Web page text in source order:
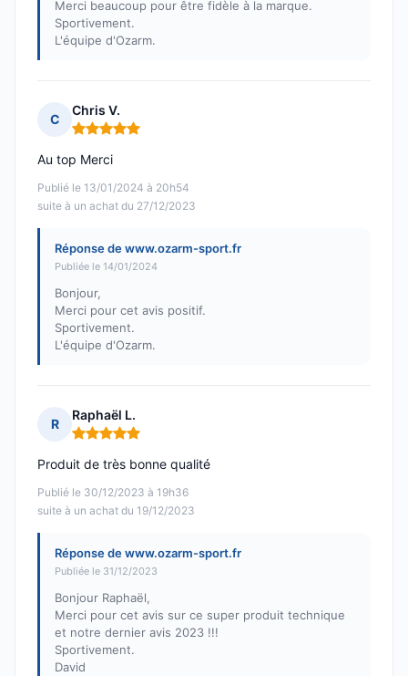
Merci beaucoup pour être fidèle à la marque.
Sportivement.
L'équipe d'Ozarm.
C
Chris V.
Note : 5 sur 5
Publié le 13/01/2024 à 20h54
suite à un achat du 27/12/2023
Au top Merci
Réponse de www.ozarm-sport.fr
Publiée le 14/01/2024
Bonjour,
Merci pour cet avis positif.
Sportivement.
L'équipe d'Ozarm.
R
Raphaël L.
Note : 5 sur 5
Publié le 30/12/2023 à 19h36
suite à un achat du 19/12/2023
Produit de très bonne qualité
Réponse de www.ozarm-sport.fr
Publiée le 31/12/2023
Bonjour Raphaël,
Merci pour cet avis sur ce super produit technique
et notre dernier avis 2023 !!!
Sportivement.
David